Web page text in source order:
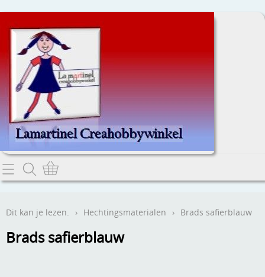
Home
Dit kan je lezen. › Hechtingsmaterialen › Brads safierblauw
Brads safierblauw